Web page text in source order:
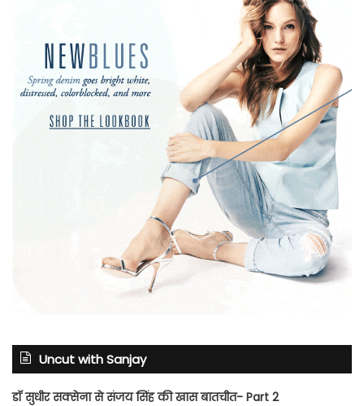
Uncut with Sanjay
डॉ सुधीर सक्सेना से संजय सिंह की खास बातचीत- Part 2